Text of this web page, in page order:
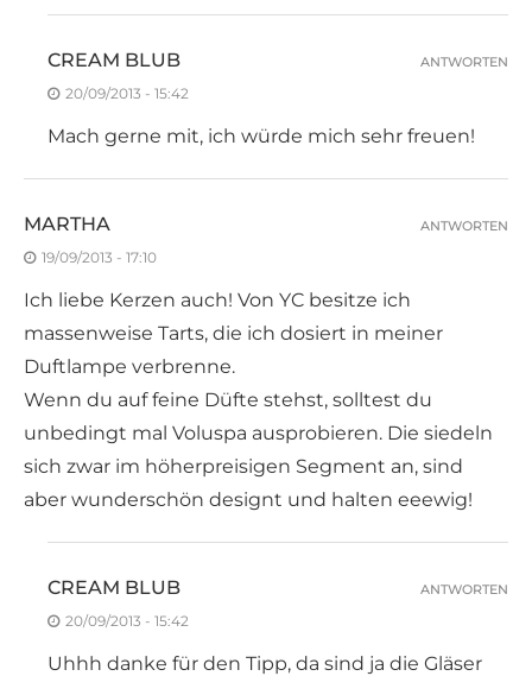
CREAM BLUB
20/09/2013 - 15:42
Mach gerne mit, ich würde mich sehr freuen!
ANTWORTEN
MARTHA
19/09/2013 - 17:10
Ich liebe Kerzen auch! Von YC besitze ich
massenweise Tarts, die ich dosiert in meiner
Duftlampe verbrenne.
Wenn du auf feine Düfte stehst, solltest du
unbedingt mal Voluspa ausprobieren. Die siedeln
sich zwar im höherpreisigen Segment an, sind
aber wunderschön designt und halten eeewig!
ANTWORTEN
CREAM BLUB
20/09/2013 - 15:42
Uhhh danke für den Tipp, da sind ja die Gläser
ANTWORTEN